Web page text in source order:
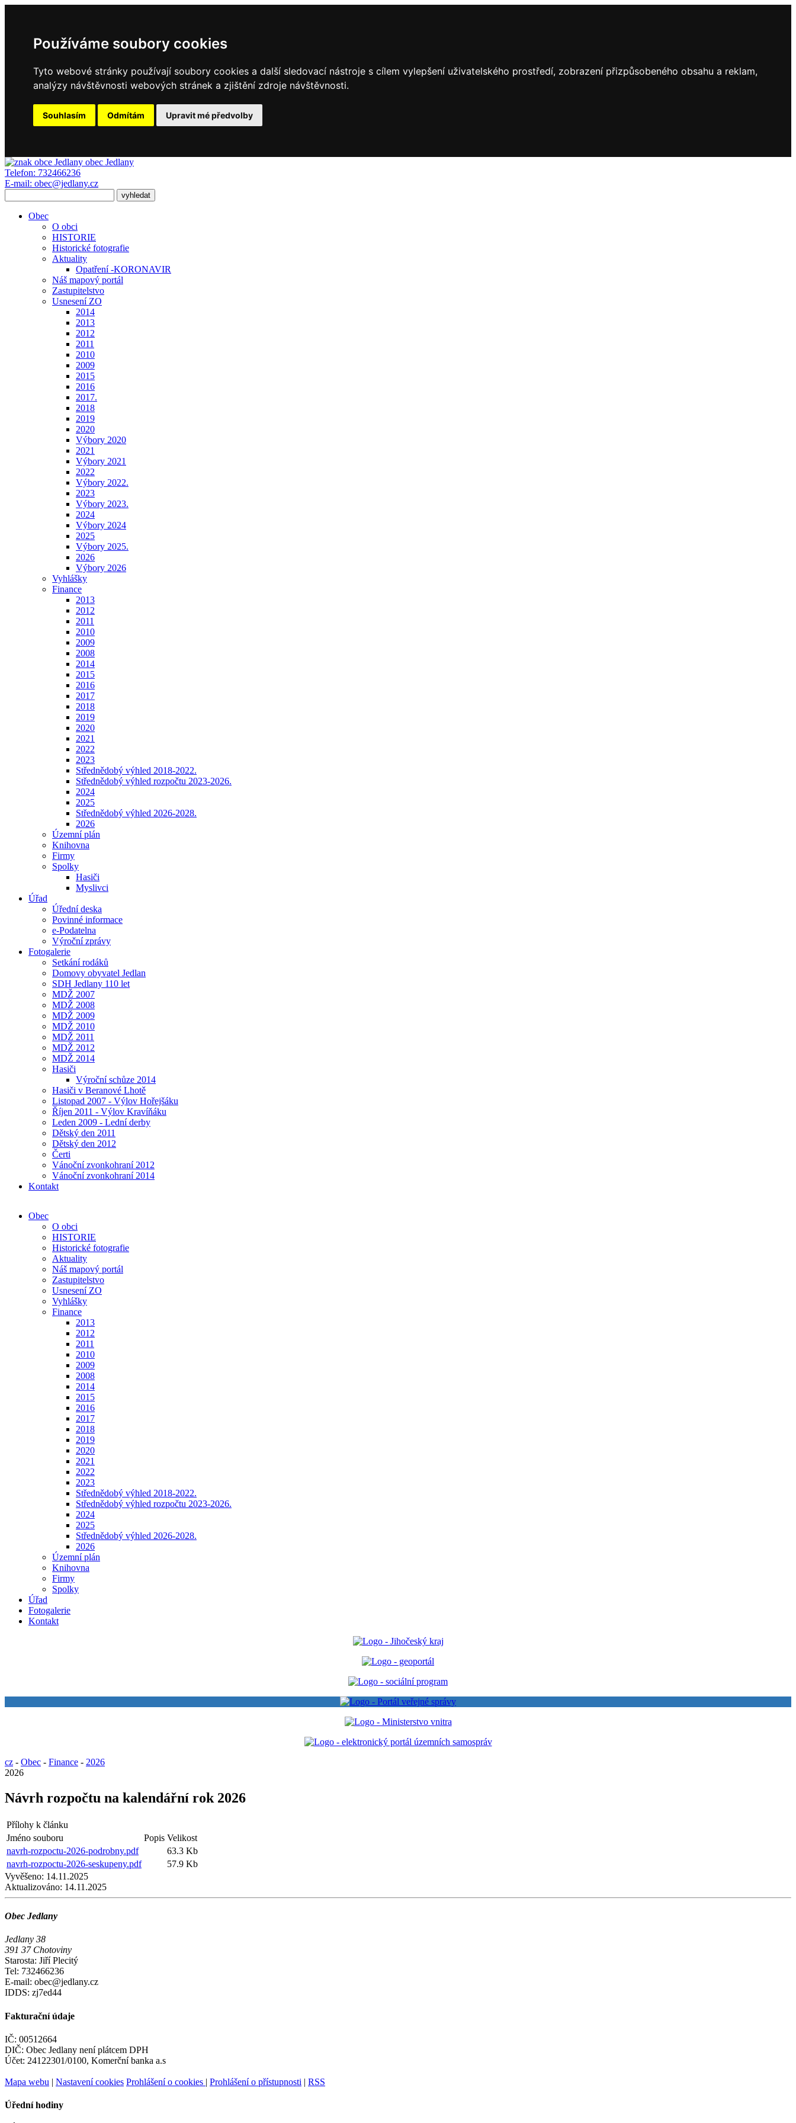
Používáme soubory cookies
Tyto webové stránky používají soubory cookies a další sledovací nástroje s cílem vylepšení uživatelského prostředí, zobrazení přizpůsobeného obsahu a reklam,
analýzy návštěvnosti webových stránek a zjištění zdroje návštěvnosti.
Souhlasím Odmítám Upravit mé předvolby
obec Jedlany
Telefon: 732466236
E-mail: obec@jedlany.cz
Obec
O obci
HISTORIE
Historické fotografie
Aktuality
Opatření -KORONAVIR
Náš mapový portál
Zastupitelstvo
Usnesení ZO
2014
2013
2012
2011
2010
2009
2015
2016
2017.
2018
2019
2020
Výbory 2020
2021
Výbory 2021
2022
Výbory 2022.
2023
Výbory 2023.
2024
Výbory 2024
2025
Výbory 2025.
2026
Výbory 2026
Vyhlášky
Finance
2013
2012
2011
2010
2009
2008
2014
2015
2016
2017
2018
2019
2020
2021
2022
2023
Střednědobý výhled 2018-2022.
Střednědobý výhled rozpočtu 2023-2026.
2024
2025
Střednědobý výhled 2026-2028.
2026
Územní plán
Knihovna
Firmy
Spolky
Hasiči
Myslivci
Úřad
Úřední deska
Povinné informace
e-Podatelna
Výroční zprávy
Fotogalerie
Setkání rodáků
Domovy obyvatel Jedlan
SDH Jedlany 110 let
MDŽ 2007
MDŽ 2008
MDŽ 2009
MDŽ 2010
MDŽ 2011
MDŽ 2012
MDŽ 2014
Hasiči
Výroční schůze 2014
Hasiči v Beranové Lhotě
Listopad 2007 - Výlov Hořejšáku
Říjen 2011 - Výlov Kravíňáku
Leden 2009 - Lední derby
Dětský den 2011
Dětský den 2012
Čerti
Vánoční zvonkohraní 2012
Vánoční zvonkohraní 2014
Kontakt
Obec
O obci
HISTORIE
Historické fotografie
Aktuality
Náš mapový portál
Zastupitelstvo
Usnesení ZO
Vyhlášky
Finance
2013
2012
2011
2010
2009
2008
2014
2015
2016
2017
2018
2019
2020
2021
2022
2023
Střednědobý výhled 2018-2022.
Střednědobý výhled rozpočtu 2023-2026.
2024
2025
Střednědobý výhled 2026-2028.
2026
Územní plán
Knihovna
Firmy
Spolky
Úřad
Fotogalerie
Kontakt
cz - Obec - Finance - 2026
2026
Návrh rozpočtu na kalendářní rok 2026
Přílohy k článku
Jméno souboru
Popis Velikost
navrh-rozpoctu-2026-podrobny.pdf
63.3 Kb
navrh-rozpoctu-2026-seskupeny.pdf
57.9 Kb
Vyvěšeno: 14.11.2025
Aktualizováno: 14.11.2025
Obec Jedlany
Jedlany 38
391 37 Chotoviny
Starosta: Jiří Plecitý
Tel: 732466236
E-mail: obec@jedlany.cz
IDDS: zj7ed44
Fakturační údaje
IČ: 00512664
DIČ: Obec Jedlany není plátcem DPH
Účet: 24122301/0100, Komerční banka a.s
Mapa webu | Nastavení cookies Prohlášení o cookies | Prohlášení o přístupnosti | RSS
Úřední hodiny